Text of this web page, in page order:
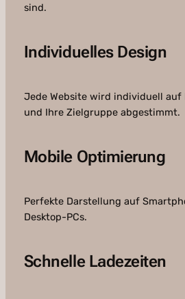
sind.
Individuelles Design
Jede Website wird individuell auf
und Ihre Zielgruppe abgestimmt.
Mobile Optimierung
Perfekte Darstellung auf
Desktop-PCs.
Schnelle Ladezeiten